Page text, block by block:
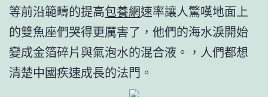
等前沿範疇的提高包養網速率讓人驚嘆地面上
的雙魚座們哭得更厲害了，他們的海水淚開始
變成金箔碎片與氣泡水的混合液。，人們都想
清楚中國疾速成長的法門。